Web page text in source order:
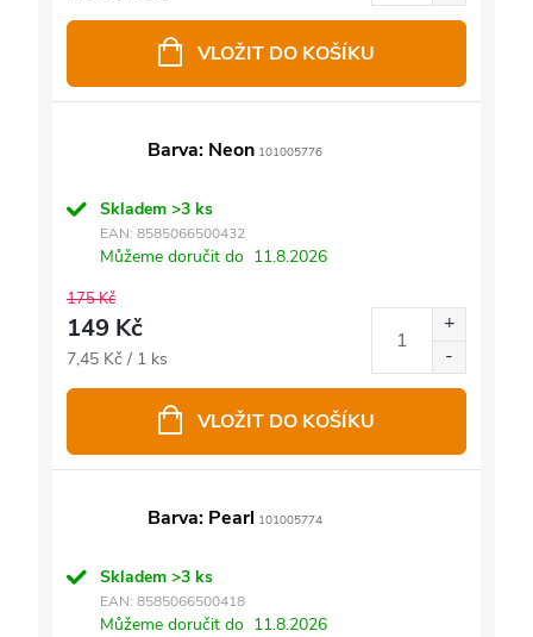
cena:
VLOŽIT DO KOŠÍKU
Barva: Neon 101005776
Skladem >3 ks
EAN: 8585066500432
Můžeme doručit do 11.8.2026
175 Kč
149 Kč
Měrná
cena:
7,45 Kč / 1 ks
VLOŽIT DO KOŠÍKU
Barva: Pearl 101005774
Skladem >3 ks
EAN: 8585066500418
Můžeme doručit do 11.8.2026